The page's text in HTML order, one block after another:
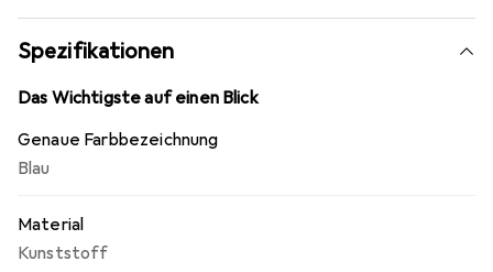
Spezifikationen
Das Wichtigste auf einen Blick
Genaue Farbbezeichnung
Blau
Material
Kunststoff